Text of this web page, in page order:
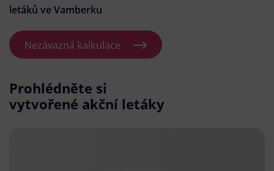
letáků ve Vamberku.
Nezávazná kalkulace
Prohlédněte si
vytvořené akční letáky